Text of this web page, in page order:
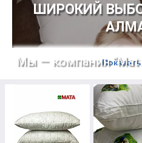
ШИРОКИЙ
Мы — компания
ассортимента и
сможете купить
розницу по